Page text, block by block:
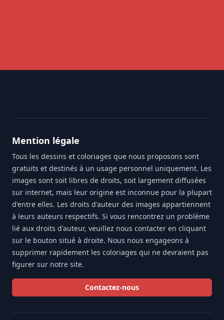
Mention légale
Tous les dessins et coloriages que nous proposons sont
gratuits et destinés à un usage personnel uniquement. Les
images sont soit libres de droits, soit largement diffusées
sur internet, mais leur origine est inconnue pour la plupart
d'entre elles. Les droits d'auteur des images appartiennent
à leurs auteurs respectifs. Si vous rencontrez un problème
lié aux droits d'auteur, veuillez nous contacter en cliquant
sur le bouton situé à droite. Nous nous engageons à
supprimer rapidement les coloriages qui ne devraient pas
figurer sur notre site.
Contactez-nous